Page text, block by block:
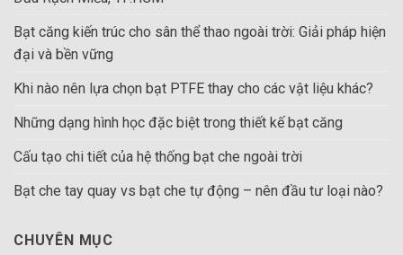
Bạt căng kiến trúc cho sân thể thao ngoài trời: Giải pháp hiện
đại và bền vững
Khi nào nên lựa chọn bạt PTFE thay cho các vật liệu khác?
Những dạng hình học đặc biệt trong thiết kế bạt căng
Cấu tạo chi tiết của hệ thống bạt che ngoài trời
Bạt che tay quay vs bạt che tự động – nên đầu tư loại nào?
CHUYÊN MỤC